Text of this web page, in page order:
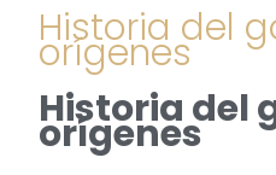
Historia del
orígenes
Historia del
orígenes